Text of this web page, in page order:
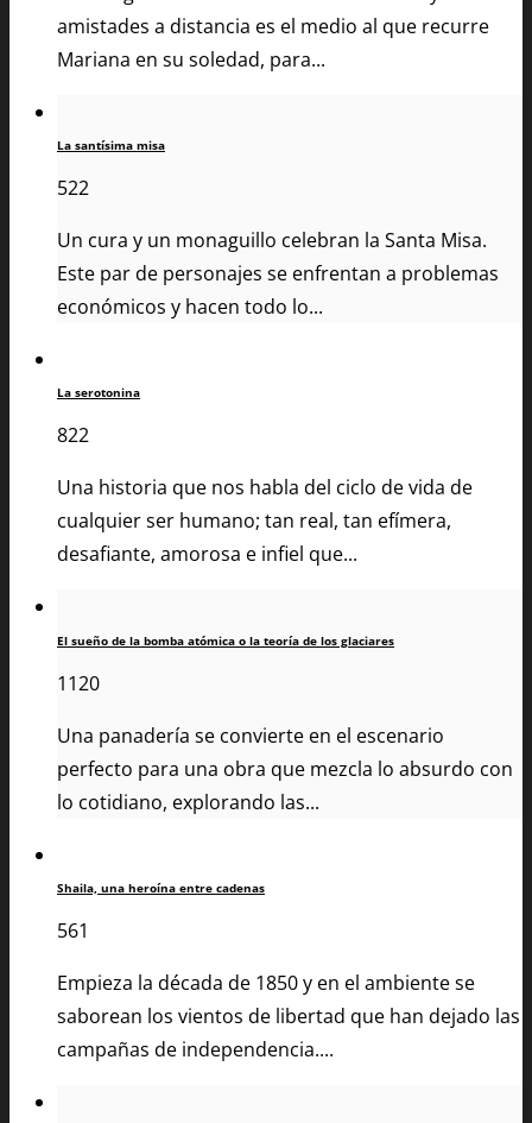
amistades a distancia es el medio al que recurre
Mariana en su soledad, para...
La santísima misa
522
Un cura y un monaguillo celebran la Santa Misa.
Este par de personajes se enfrentan a problemas
económicos y hacen todo lo...
La serotonina
822
Una historia que nos habla del ciclo de vida de
cualquier ser humano; tan real, tan efímera,
desafiante, amorosa e infiel que...
El sueño de la bomba atómica o la teoría de los glaciares
1120
Una panadería se convierte en el escenario
perfecto para una obra que mezcla lo absurdo con
lo cotidiano, explorando las...
Shaila, una heroína entre cadenas
561
Empieza la década de 1850 y en el ambiente se
saborean los vientos de libertad que han dejado las
campañas de independencia....